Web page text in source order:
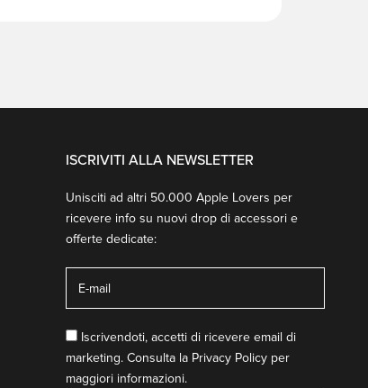
ISCRIVITI ALLA NEWSLETTER
Unisciti ad altri 50.000 Apple Lovers per
ricevere info su nuovi drop di accessori e
offerte dedicate:
Iscrivendoti, accetti di ricevere email di
marketing. Consulta la Privacy Policyper
maggiori informazioni.